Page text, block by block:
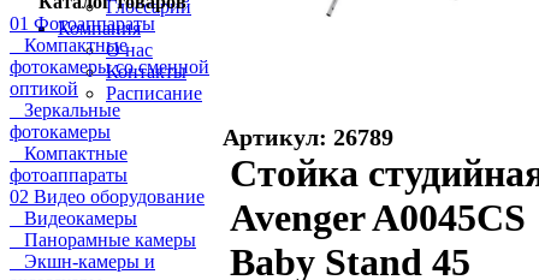
Глоссарий
Компания
О нас
Контакты
Расписание
01 Фотоаппараты
Компактные
фотокамеры со сменной
оптикой
Зеркальные
фотокамеры
Компактные
фотоаппараты
02 Видео оборудование
Видеокамеры
Панорамные камеры
Экшн-камеры и
Артикул: 26789
Стойка
Avenger A0045CS
Baby Stand 45